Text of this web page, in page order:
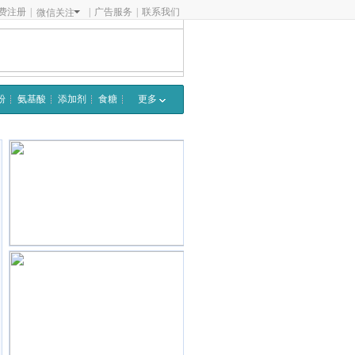
注册 微信关注 广告服务 联系我们
氨基酸 添加剂 食糖 更多